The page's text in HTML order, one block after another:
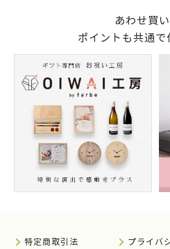
あわせ買い
ポイントも共通で
特定商取引法 プライバ